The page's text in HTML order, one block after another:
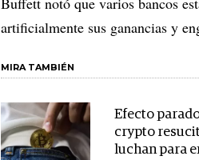
artificialmente sus ganancias y
MIRA TAMBIÉN
Efecto
crypto
luchan para